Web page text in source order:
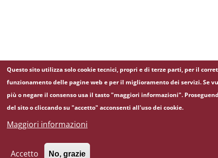
Questo sito utilizza solo cookie tecnici, propri e di terze parti, per il
funzionamento delle pagine web e per il miglioramento dei servizi. Se
più o negare il consenso usa il tasto "maggiori informazioni".
del sito o cliccando su "accetto" acconsenti all'uso dei cookie.
Maggiori informazioni
Accetto No, grazie